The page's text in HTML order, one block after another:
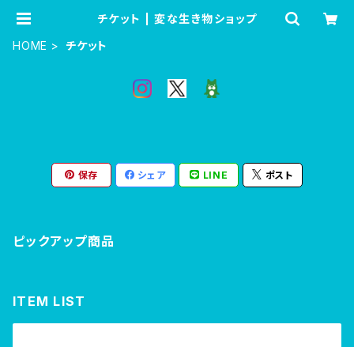
チケット | 変な生き物ショップ
HOME
チケット
保存 シェア LINE ポスト
ピックアップ商品
ITEM LIST